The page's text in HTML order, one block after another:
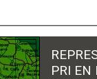
PRI EN